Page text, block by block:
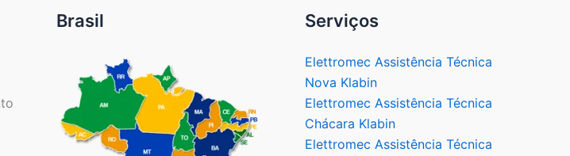
Brasil Serviços
Elettromec Assistência Técnica
Nova Klabin
Elettromec Assistência Técnica
Chácara Klabin
Elettromec Assistência Técnica